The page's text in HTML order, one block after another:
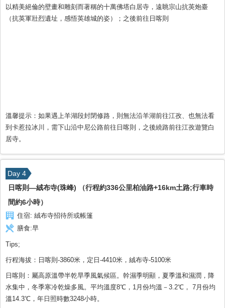
以精美絕倫的壁畫和雕刻而著稱的十萬佛塔白居寺，遠眺宗山抗英炮臺
（抗英軍壯烈遺址，感悟英雄城的姿）；之後前往日喀則
溫馨提示：如果遇上羊湖段封閉修路，則無法沿羊湖前往江孜、也無法看
到卡惹拉冰川，需下山沿中尼公路前往日喀則，之後繞路前往江孜遊覽白
居寺。
Day 4
日喀則—絨布寺(珠峰) （行程約336公里柏油路+16km土路;行車時
間約6小時）
住宿: 絨布寺招待所或帳篷
膳食:早
Tips;
行程海拔：日喀則-3860米，定日-4410米，絨布寺-5100米
日喀則：屬高原溫帶半乾旱季風氣候區。幹濕季明顯，夏季溫和濕潤，降
水集中，冬季寒冷乾燥多風。平均溫度8℃，1月份均溫－3.2℃， 7月份均
溫14.3℃，年日照時數3248小時。